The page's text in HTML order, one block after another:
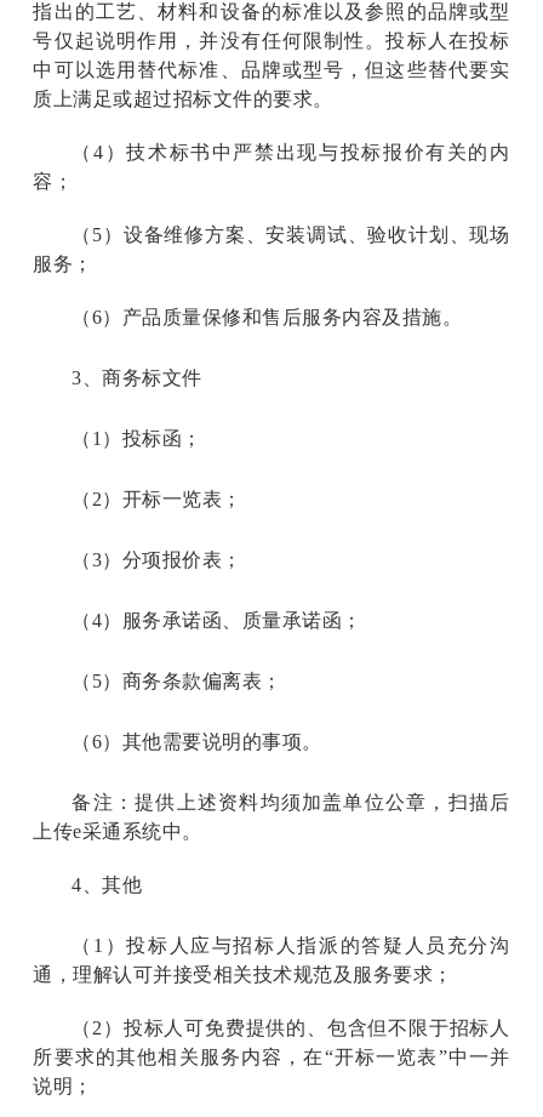
指出的工艺、材料和设备的标准以及参照的品牌或型
号仅起说明作用，并没有任何限制性。投标人在投标
中可以选用替代标准、品牌或型号，但这些替代要实
质上满足或超过招标文件的要求。
（4）技术标书中严禁出现与投标报价有关的内
容；
（5）设备维修方案、安装调试、验收计划、现场
服务；
（6）产品质量保修和售后服务内容及措施。
3 、商务标文件
（1）投标函；
（2）开标一览表；
（3）分项报价表；
（4）服务承诺函、质量承诺函；
（5）商务条款偏离表；
（6）其他需要说明的事项。
备注：提供上述资料均须加盖单位公章，扫描后
上传e采通系统中。
4 、其他
（1）投标人应与招标人指派的答疑人员充分沟
通，理解认可并接受相关技术规范及服务要求；
（2）投标人可免费提供的、包含但不限于招标人
所要求的其他相关服务内容，在“开标一览表”中一并
说明；